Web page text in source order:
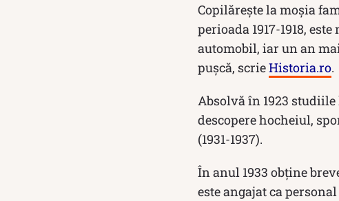
Copilărește la moşia
perioada 1917-1918,
automobil, iar un an
puşcă, scrieHistoria.ro.
Absolvă în 1923
descopere hocheiul,
(1931-1937).
În anul 1933 obține
este angajat ca